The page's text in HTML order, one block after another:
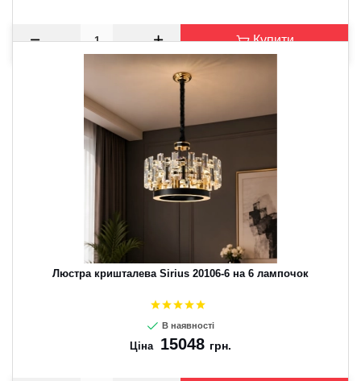
Купити
Люстра кришталева Sirius 20106-6 на 6 лампочок
В наявності
Ціна 15048 грн.